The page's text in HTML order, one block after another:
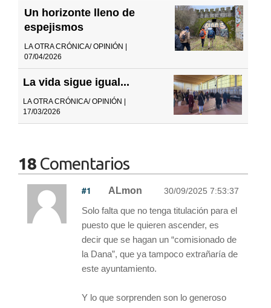
Un horizonte lleno de
espejismos
LA OTRA CRÓNICA/ OPINIÓN |
07/04/2026
La vida sigue igual...
LA OTRA CRÓNICA/ OPINIÓN |
17/03/2026
18 Comentarios
#1 ALmon 30/09/2025 7:53:37
Solo falta que no tenga titulación para el
puesto que le quieren ascender, es
decir que se hagan un “comisionado de
la Dana”, que ya tampoco extrañaría de
este ayuntamiento.
Y lo que sorprenden son lo generoso